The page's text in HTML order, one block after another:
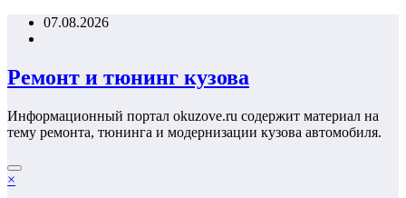
Перейти07.08.2026
Ремонт и тюнинг кузова
Информационный портал okuzove.ru содержит материал на
тему ремонта, тюнинга и модернизации кузова автомобиля.
×